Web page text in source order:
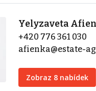
Yelyzaveta
+420 776 361 030
afienka@estate-
Zobraz 8 nabídek